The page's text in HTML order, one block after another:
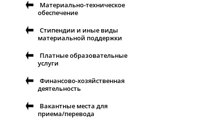
Материально-техническое
обеспечение
Стипендии и иные виды
материальной поддержки
Платные образовательные
услуги
Финансово-хозяйственная
деятельность
Вакантные места для
приема/перевода